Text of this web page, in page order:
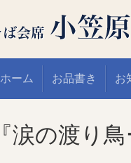
ホーム お品書き お
『涙の渡り